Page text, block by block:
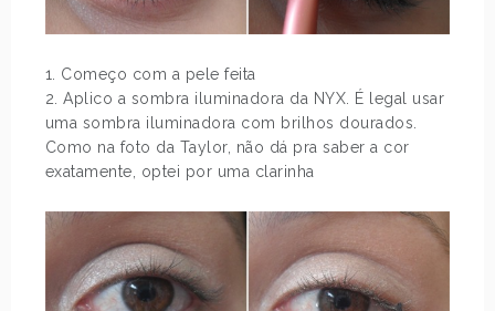
1. Começo com a pele feita
2. Aplico a sombra iluminadora da NYX. É legal usar
uma sombra iluminadora com brilhos dourados.
Como na foto da Taylor, não dá pra saber a cor
exatamente, optei por uma clarinha